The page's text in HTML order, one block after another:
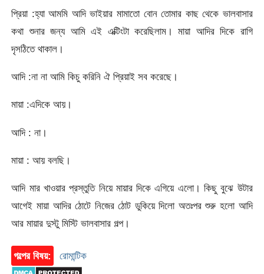
প্রিয়া :হ্যা আমমি আদি ভাইয়ার মামাতো বোন তোমার কাছ থেকে ভালবাসার
কথা শুনার জন্য আমি এই এক্টিংটা করেছিলাম। মায়া আদির দিকে রাগি
দৃসঠিতে থাকাল।
আদি :না না আমি কিচু করিনি ঐ প্রিয়াই সব করেছে।
মায়া :এদিকে আয়।
আদি : না।
মায়া : আয় বলছি।
আদি মার খাওয়ার প্রস্তুতি নিয়ে মায়ার দিকে এগিয়ে এলো। কিছু বুঝে উটার
আগেই মায়া আদির ঠোটে নিজের ঠোট ডুকিয়ে দিলো অতঃপর শুরু হলো আদি
আর মায়ার দুস্টু মিস্টি ভালবাসার গল্প।
গল্পের বিষয়: রোমান্টিক